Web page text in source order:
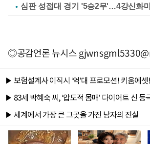
심판 성접대 경기 '5승2무'…4강신화
◎공감언론 뉴시스